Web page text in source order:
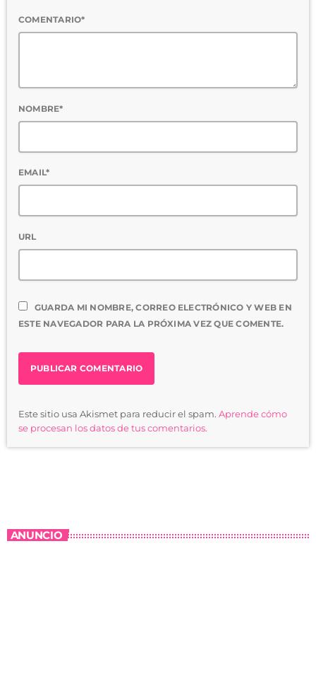
COMENTARIO*
NOMBRE*
EMAIL*
URL
GUARDA MI NOMBRE, CORREO ELECTRÓNICO Y WEB EN
ESTE NAVEGADOR PARA LA PRÓXIMA VEZ QUE COMENTE.
Este sitio usa Akismet para reducir el spam. Aprende cómo
se procesan los datos de tus comentarios.
ANUNCIO